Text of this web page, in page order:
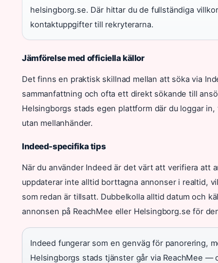
helsingborg.se. Där hittar du de fullständiga
kontaktuppgifter till rekryterarna.
Jämförelse med officiella källor
Det finns en praktisk skillnad mellan att söka via
sammanfattning och ofta ett direkt sökande till
Helsingborgs stads egen plattform där du loggar
utan mellanhänder.
Indeed-specifika tips
När du använder Indeed är det värt att verifiera att
uppdaterar inte alltid borttagna annonser i realtid,
som redan är tillsatt. Dubbelkolla alltid datum och
annonsen på ReachMee eller Helsingborg.se för
Indeed fungerar som en genväg för panorering,
Helsingborgs stads tjänster går via ReachMee